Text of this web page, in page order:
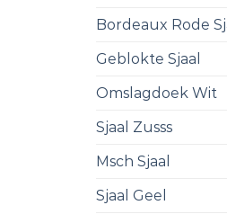
Bordeaux Rode
Geblokte Sjaal
Omslagdoek Wit
Sjaal Zusss
Msch Sjaal
Sjaal Geel